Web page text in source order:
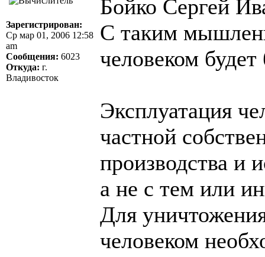
Зарегистрирован:
Ср мар 01, 2006 12:58
am
Сообщения: 6023
Откуда: г.
Владивосток
Бойко Сергей
С таким
человеком
Эксплуатация
частной
производства и
а не с тем или
Для
человеком